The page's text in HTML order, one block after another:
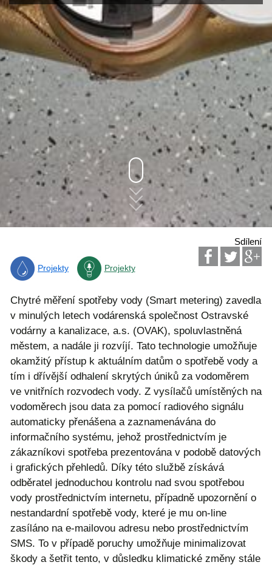
Sdílení
Projekty Projekty
Chytré měření spotřeby vody (Smart metering) zavedla
v minulých letech vodárenská společnost Ostravské
vodárny a kanalizace, a.s. (OVAK), spoluvlastněná
městem, a nadále ji rozvíjí. Tato technologie umožňuje
okamžitý přístup k aktuálním datům o spotřebě vody a
tím i dřívější odhalení skrytých úniků za vodoměrem
ve vnitřních rozvodech vody. Z vysílačů umístěných na
vodoměrech jsou data za pomocí radiového signálu
automaticky přenášena a zaznamenávána do
informačního systému, jehož prostřednictvím je
zákazníkovi spotřeba prezentována v podobě datových
i grafických přehledů. Díky této službě získává
odběratel jednoduchou kontrolu nad svou spotřebou
vody prostřednictvím internetu, případně upozornění o
nestandardní spotřebě vody, které je mu on-line
zasíláno na e-mailovou adresu nebo prostřednictvím
SMS. To v případě poruchy umožňuje minimalizovat
škody a šetřit tento, v důsledku klimatické změny stále